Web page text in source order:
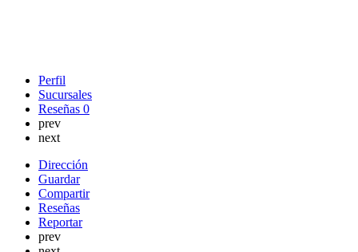
Perfil
Sucursales
Reseñas 0
prev
next
Dirección
Guardar
Compartir
Reseñas
Reportar
prev